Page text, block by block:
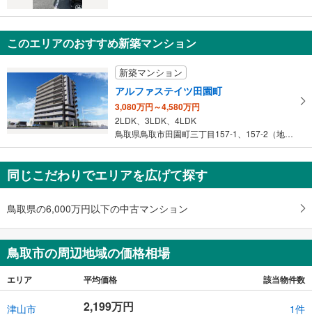
ペ
ー
ジ
存
す
る
このエリアのおすすめ新築マンション
新築マンション
アルファステイツ田園町
3,080万円～4,580万円
2LDK、3LDK、4LDK
鳥取県鳥取市田園町三丁目157-1、157-2（地番）
同じこだわりでエリアを広げて探す
鳥取県の6,000万円以下の中古マンション
鳥取市の周辺地域の価格相場
エリア 平均価格 該当物件数
津山市 2,199万円 1件